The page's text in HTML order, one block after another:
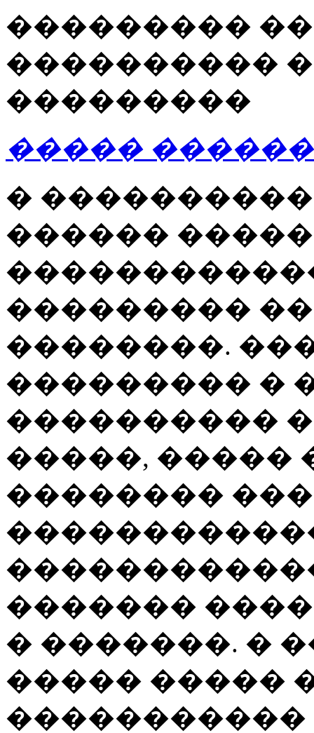
���������
����������
���������
�����
�
������
���������
��������.
��������� �
����������
�����, �����
��������
�������
� �������. �
����� �����
�����������